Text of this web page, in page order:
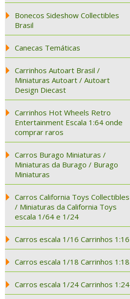
Bonecos Sideshow Collectibles
Brasil
Canecas Temáticas
Carrinhos Autoart Brasil /
Miniaturas Autoart / Autoart
Design Diecast
Carrinhos Hot Wheels Retro
Entertainment Escala 1:64 onde
comprar raros
Carros Burago Miniaturas /
Miniaturas da Burago / Burago
Miniaturas
Carros California Toys Collectibles
/ Miniaturas da California Toys
escala 1/64 e 1/24
Carros escala 1/16 Carrinhos 1:16
Carros escala 1/18 Carrinhos 1:18
Carros escala 1/24 Carrinhos 1:24